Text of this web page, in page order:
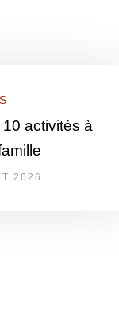
activités à
2026